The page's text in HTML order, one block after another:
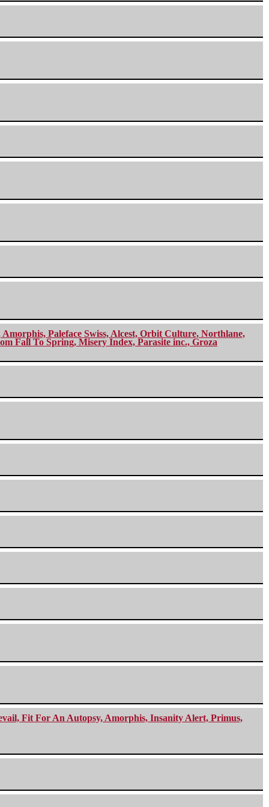
Paleface Swiss, Alcest, Orbit Culture, Northlane,
Fall To Spring, Misery Index, Parasite inc., Groza
Fit For An Autopsy, Amorphis, Insanity Alert, Primus,